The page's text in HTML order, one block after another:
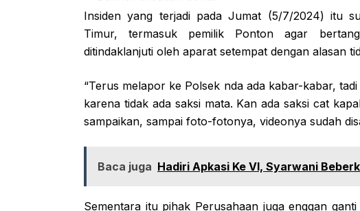
Insiden yang terjadi pada Jumat (5/7/2024) itu
Timur, termasuk pemilik Ponton agar
ditindaklanjuti oleh aparat setempat dengan alasan
“Terus melapor ke Polsek nda ada kabar-kabar,
karena tidak ada saksi mata. Kan ada saksi cat
sampaikan, sampai foto-fotonya, videonya sudah
Baca juga Hadiri Apkasi Ke VI, Syarwani
Sementara itu pihak Perusahaan juga enggan